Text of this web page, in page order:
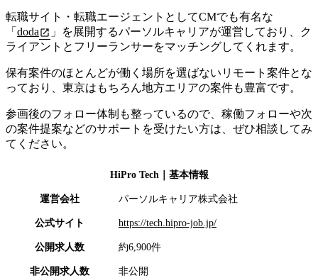
転職サイト・転職エージェントとしてCMでも有名な
「 doda
」を展開するパーソルキャリアが運営しており、ク
ライアントとフリーランサーをマッチングしてくれます。
保有案件のほとんどが働く場所を選ばないリモート案件とな
っており、東京はもちろん地方エリアの案件も豊富です。
参画後のフォロー体制も整っているので、稼働フォローや次
の案件提案などのサポートを受けたい方は、ぜひ相談してみ
てください。
HiPro Tech｜基本情報
運営会社 パーソルキャリア株式会社
公式サイト https://tech.hipro-job.jp/
公開求人数 約6,900件
非公開求人数 非公開